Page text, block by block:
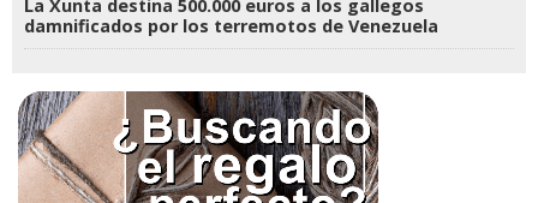
La Xunta destina 500.000 euros a los gallegos
damnificados por los terremotos de Venezuela